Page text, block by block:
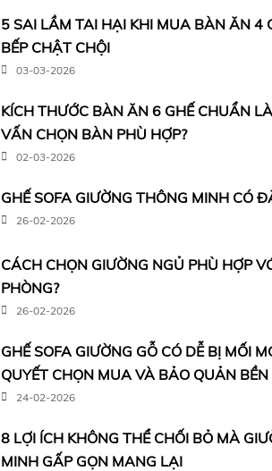
5 SAI LẦM TAI HẠI KHI MUA BÀN ĂN 4
BẾP CHẬT CHỘI
03-03-2026
KÍCH THƯỚC BÀN ĂN 6 GHẾ CHUẨN
VẤN CHỌN BÀN PHÙ HỢP?
02-03-2026
GHẾ SOFA GIƯỜNG THÔNG MINH CÓ
26-02-2026
CÁCH CHỌN GIƯỜNG NGỦ PHÙ HỢP
PHÒNG?
26-02-2026
GHẾ SOFA GIƯỜNG GỖ CÓ DỄ BỊ MỐI
QUYẾT CHỌN MUA VÀ BẢO QUẢN
24-02-2026
8 LỢI ÍCH KHÔNG THỂ CHỐI BỎ MÀ
MINH GẤP GỌN MANG LẠI